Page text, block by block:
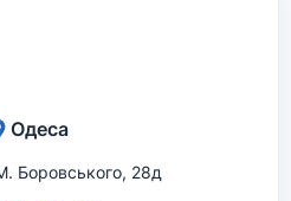
Одеса
Боровського, 28д